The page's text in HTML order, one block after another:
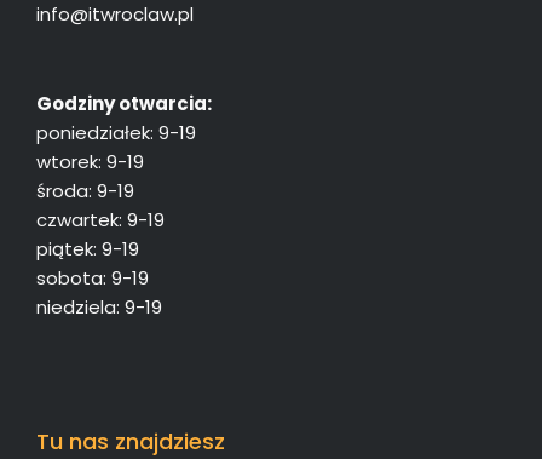
info@itwroclaw.pl
Godziny otwarcia:
poniedziałek: 9-19
wtorek: 9-19
środa: 9-19
czwartek: 9-19
piątek: 9-19
sobota: 9-19
niedziela: 9-19
Tu nas znajdziesz